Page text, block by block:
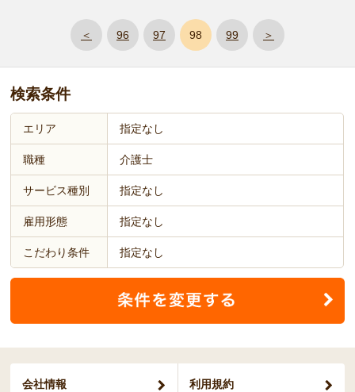
＜ 96 97 98 99 ＞
検索条件
エリア 指定なし
職種 介護士
サービス種別 指定なし
雇用形態 指定なし
こだわり条件 指定なし
会社情報 利用規約